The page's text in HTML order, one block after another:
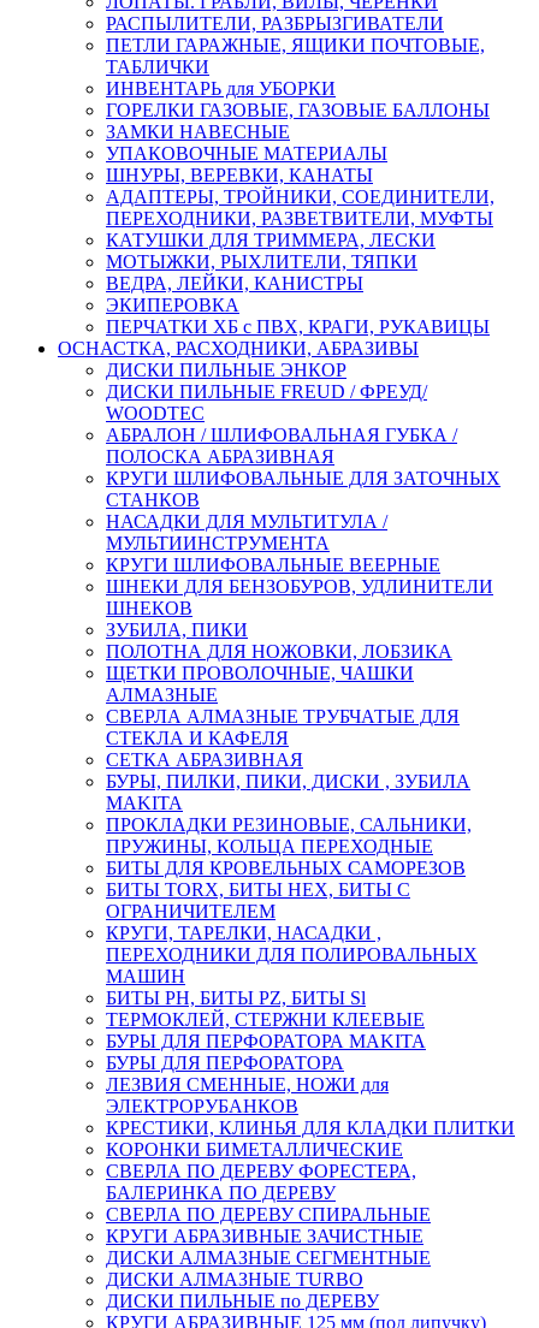
РАСПЫЛИТЕЛИ, РАЗБРЫЗГИВАТЕЛИ
ПЕТЛИ ГАРАЖНЫЕ, ЯЩИКИ ПОЧТОВЫЕ,
ТАБЛИЧКИ
ИНВЕНТАРЬ для УБОРКИ
ГОРЕЛКИ ГАЗОВЫЕ, ГАЗОВЫЕ БАЛЛОНЫ
ЗАМКИ НАВЕСНЫЕ
УПАКОВОЧНЫЕ МАТЕРИАЛЫ
ШНУРЫ, ВЕРЕВКИ, КАНАТЫ
АДАПТЕРЫ, ТРОЙНИКИ, СОЕДИНИТЕЛИ,
ПЕРЕХОДНИКИ, РАЗВЕТВИТЕЛИ, МУФТЫ
КАТУШКИ ДЛЯ ТРИММЕРА, ЛЕСКИ
МОТЫЖКИ, РЫХЛИТЕЛИ, ТЯПКИ
ВЕДРА, ЛЕЙКИ, КАНИСТРЫ
ЭКИПЕРОВКА
ПЕРЧАТКИ ХБ с ПВХ, КРАГИ, РУКАВИЦЫ
ОСНАСТКА, РАСХОДНИКИ, АБРАЗИВЫ
ДИСКИ ПИЛЬНЫЕ ЭНКОР
ДИСКИ ПИЛЬНЫЕ FREUD / ФРЕУД/
WOODTEC
АБРАЛОН / ШЛИФОВАЛЬНАЯ ГУБКА /
ПОЛОСКА АБРАЗИВНАЯ
КРУГИ ШЛИФОВАЛЬНЫЕ ДЛЯ ЗАТОЧНЫХ
СТАНКОВ
НАСАДКИ ДЛЯ МУЛЬТИТУЛА /
МУЛЬТИИНСТРУМЕНТА
КРУГИ ШЛИФОВАЛЬНЫЕ ВЕЕРНЫЕ
ШНЕКИ ДЛЯ БЕНЗОБУРОВ, УДЛИНИТЕЛИ
ШНЕКОВ
ЗУБИЛА, ПИКИ
ПОЛОТНА ДЛЯ НОЖОВКИ, ЛОБЗИКА
ЩЕТКИ ПРОВОЛОЧНЫЕ, ЧАШКИ
АЛМАЗНЫЕ
СВЕРЛА АЛМАЗНЫЕ ТРУБЧАТЫЕ ДЛЯ
СТЕКЛА И КАФЕЛЯ
СЕТКА АБРАЗИВНАЯ
БУРЫ, ПИЛКИ, ПИКИ, ДИСКИ , ЗУБИЛА
MAKITA
ПРОКЛАДКИ РЕЗИНОВЫЕ, САЛЬНИКИ,
ПРУЖИНЫ, КОЛЬЦА ПЕРЕХОДНЫЕ
БИТЫ ДЛЯ КРОВЕЛЬНЫХ САМОРЕЗОВ
БИТЫ TORX, БИТЫ НЕХ, БИТЫ С
ОГРАНИЧИТЕЛЕМ
КРУГИ, ТАРЕЛКИ, НАСАДКИ ,
ПЕРЕХОДНИКИ ДЛЯ ПОЛИРОВАЛЬНЫХ
МАШИН
БИТЫ PH, БИТЫ PZ, БИТЫ Sl
ТЕРМОКЛЕЙ, СТЕРЖНИ КЛЕЕВЫЕ
БУРЫ ДЛЯ ПЕРФОРАТОРА MAKITA
БУРЫ ДЛЯ ПЕРФОРАТОРА
ЛЕЗВИЯ СМЕННЫЕ, НОЖИ для
ЭЛЕКТРОРУБАНКОВ
КРЕСТИКИ, КЛИНЬЯ ДЛЯ КЛАДКИ ПЛИТКИ
КОРОНКИ БИМЕТАЛЛИЧЕСКИЕ
СВЕРЛА ПО ДЕРЕВУ ФОРЕСТЕРА,
БАЛЕРИНКА ПО ДЕРЕВУ
СВЕРЛА ПО ДЕРЕВУ СПИРАЛЬНЫЕ
КРУГИ АБРАЗИВНЫЕ ЗАЧИСТНЫЕ
ДИСКИ АЛМАЗНЫЕ СЕГМЕНТНЫЕ
ДИСКИ АЛМАЗНЫЕ TURBO
ДИСКИ ПИЛЬНЫЕ по ДЕРЕВУ
КРУГИ АБРАЗИВНЫЕ 125 мм (под липучку)